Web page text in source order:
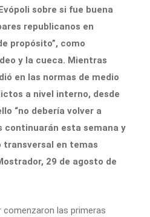
sobre si fue buena
republicanos en
propósito”, como
y la cueca. Mientras
en las normas de medio
a nivel interno, desde
“no debería volver a
continuarán esta semana y
transversal en temas
29 de agosto de
comenzaron las primeras